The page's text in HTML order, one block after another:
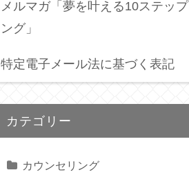
メルマガ「夢を叶える10ステッ
ング」
特定電子メール法に基づく表記
カテゴリー
カウンセリング